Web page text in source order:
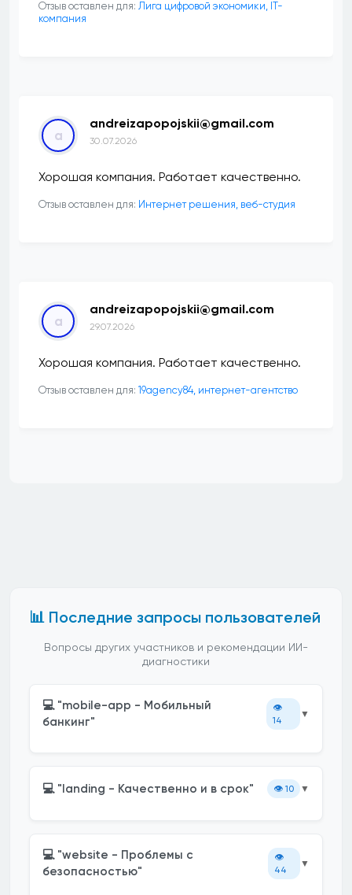
Отзыв оставлен для: Лига цифровой экономики, IT-
компания
a
andreizapopojskii@gmail.com
30.07.2026
Хорошая компания. Работает качественно.
Отзыв оставлен для: Интернет решения, веб-студия
a
andreizapopojskii@gmail.com
29.07.2026
Хорошая компания. Работает качественно.
Отзыв оставлен для: 19agency84, интернет-агентство
📊 Последние запросы пользователей
Вопросы других участников и рекомендации ИИ-
диагностики
💻 "mobile-app - Мобильный
банкинг"
👁️
14
▼
💻 "landing - Качественно и в срок" 👁️ 10 ▼
💻 "website - Проблемы с
безопасностью"
👁️
44
▼